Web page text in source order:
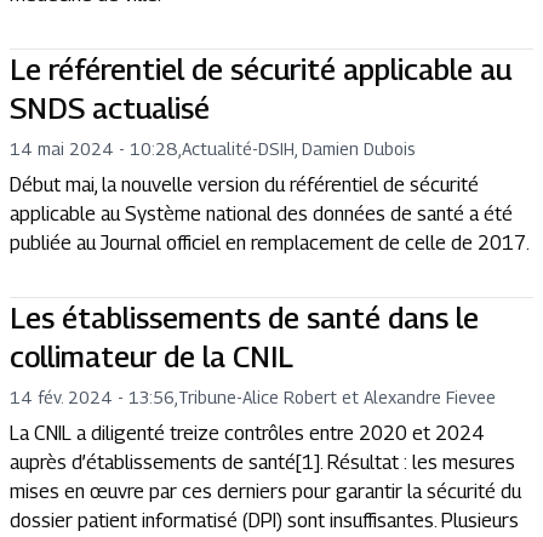
Le référentiel de sécurité applicable au
SNDS actualisé
14 mai 2024 - 10:28 Actualité-DSIH, Damien Dubois
Début mai, la nouvelle version du référentiel de sécurité
applicable au Système national des données de santé a été
publiée au Journal officiel en remplacement de celle de 2017.
Les établissements de santé dans le
collimateur de la CNIL
14 fév. 2024 - 13:56 Tribune-Alice Robert et Alexandre Fievee
La CNIL a diligenté treize contrôles entre 2020 et 2024
auprès d’établissements de santé[1]. Résultat : les mesures
mises en œuvre par ces derniers pour garantir la sécurité du
dossier patient informatisé (DPI) sont insuffisantes. Plusieurs